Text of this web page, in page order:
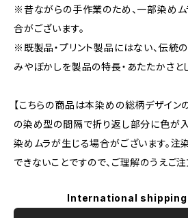
※昔ながらの手作業のため、一部染め
合がございます。
※既製品・プリント製品にはない、伝統
みやぼかしを製品の特長・あたたかさと
【こちらの商品は本染めの総柄デザイン
の染め型の間隔で折り返し部分に色が
染めムラが生じる場合がございます。注
できないことですので、ご理解のうえご
International